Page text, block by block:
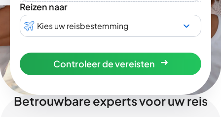
Reizen naar
Kies uw reisbestemming
Controleer de vereisten
Betrouwbare experts voor uw reis